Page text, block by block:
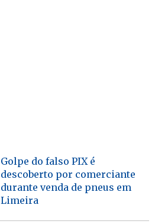
Golpe do falso PIX é
descoberto por comerciante
durante venda de pneus em
Limeira